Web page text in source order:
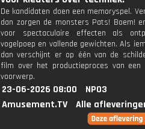
De kandidaten doen een memoryspel.
dan zorgen de monsters Pats! Boem!
voor spectaculaire effecten als
vogelpoep en vallende gewichten. Als
dan verschijnt er op één van de
film over het productieproces van een
voorwerp.
23-06-2026 08:00
NPO3
Amusement.TV
Alle